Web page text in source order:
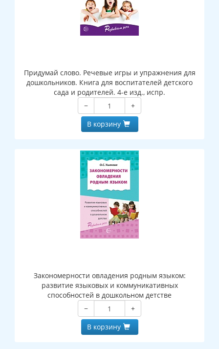
Придумай слово. Речевые игры и упражнения для
дошкольников. Книга для воспитателей детского
сада и родителей. 4-е изд., испр.
−
+
В корзину
Закономерности овладения родным языком:
развитие языковых и коммуникативных
способностей в дошкольном детстве
−
+
В корзину